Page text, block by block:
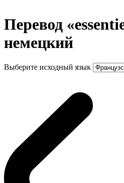
Перевод
немецкий
Выберите исходный язык